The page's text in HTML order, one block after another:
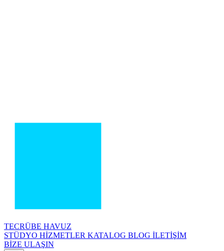
TECRÜBE HAVUZ
STÜDYO HİZMETLER KATALOG BLOG İLETİŞİM
BİZE ULAŞIN